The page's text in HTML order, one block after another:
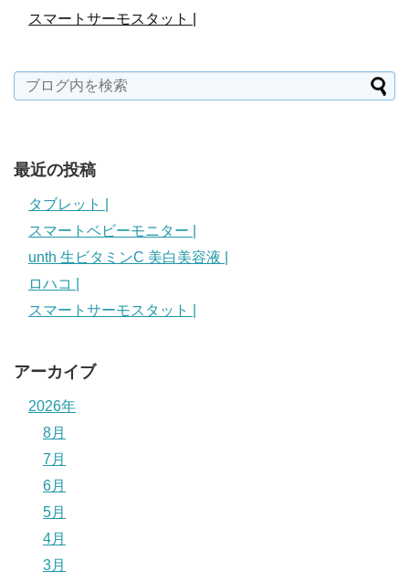
スマートサーモスタット |
最近の投稿
タブレット |
スマートベビーモニター |
unth 生ビタミンC 美白美容液 |
ロハコ |
スマートサーモスタット |
アーカイブ
2026年
8月
7月
6月
5月
4月
3月